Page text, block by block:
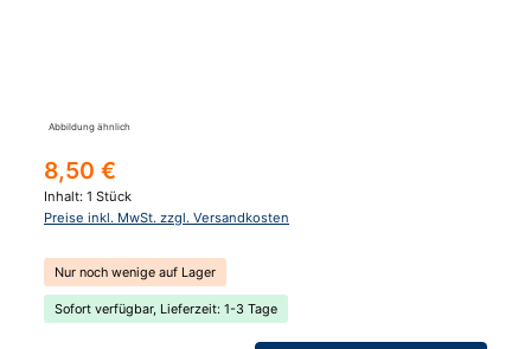
Abbildung ähnlich
Regulärer Preis:
8,50 €
Inhalt: 1 Stück
Preise inkl. MwSt. zzgl. Versandkosten
Nur noch wenige auf Lager
Sofort verfügbar, Lieferzeit: 1-3 Tage